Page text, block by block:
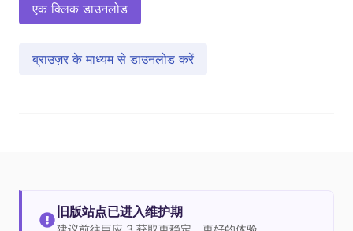
एक क्लिक डाउनलोड
ब्राउज़र के माध्यम से डाउनलोड करें
旧版站点已进入维护期